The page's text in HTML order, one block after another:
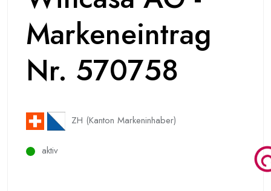
Markeneintrag
Nr. 570758
ZH (Kanton Markeninhaber)
aktiv